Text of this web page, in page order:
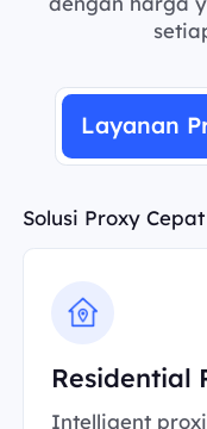
Layanan
Solusi Proxy
Residential
Intelligent